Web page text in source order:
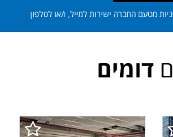
מטעם החברה ישירות למייל, ו/או לטלפון
דומים